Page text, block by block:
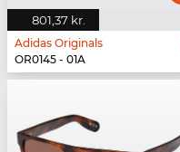
801,37 kr.
Adidas Originals
OR0145 - 01A